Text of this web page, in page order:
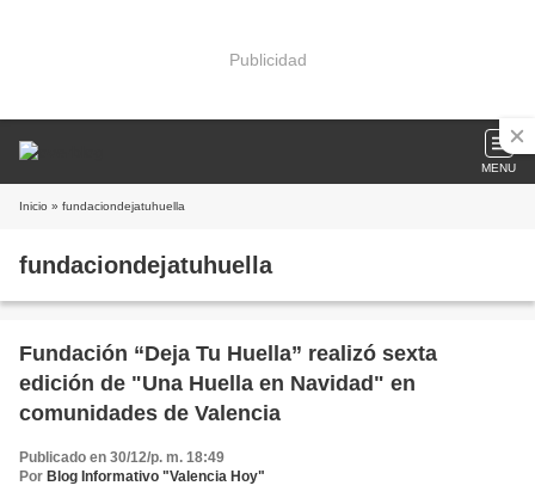
Publicidad
MENU
Inicio » fundaciondejatuhuella
fundaciondejatuhuella
Fundación “Deja Tu Huella” realizó sexta
edición de "Una Huella en Navidad" en
comunidades de Valencia
Publicado en 30/12/p. m. 18:49
Por Blog Informativo "Valencia Hoy"